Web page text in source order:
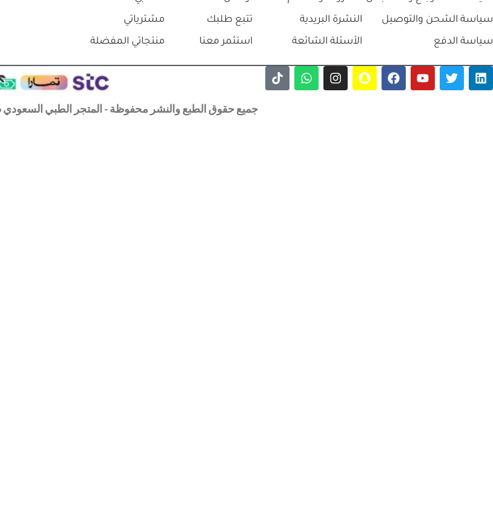
سياسة الشحن والتوصيل
سياسة الدفع
النشرة البريدية
الأسئلة الشائعة
تتبع طلبك
استثمر معنا
مشترياتي
منتجاتي المفضلة
جميع حقوق الطبع والنشر محفوظة - المتجر الطبي السعودي 2026©